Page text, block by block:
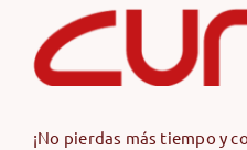
¡No pierdas más tiempo y